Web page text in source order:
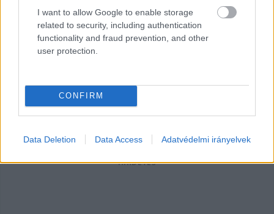
I want to allow Google to enable storage
related to security, including authentication
functionality and fraud prevention, and other
user protection.
CONFIRM
Data Deletion Data Access Adatvédelmi irányelvek
KecsUPéntek – Toroczkai László
Kecskeméten kampányolt!
A KecsUPéntek (a KecsUP Hírek véleménypodcastje)
legújabb adásának célkeresztjében természetesen
kecskeméti
Balla Szilárd
HIRDETÉS